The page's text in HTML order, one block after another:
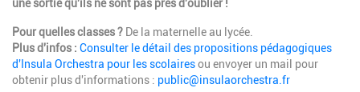
une sortie qu'ils ne sont pas près d'oublier !
Pour quelles classes ? De la maternelle au lycée.
Plus d'infos : Consulter le détail des propositions pédagogiques
d'Insula Orchestra pour les scolairesou envoyer un mail pour
obtenir plus d'informations : public@insulaorchestra.fr